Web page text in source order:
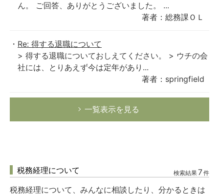
ん。 ご回答、ありがとうございました。 ...
著者：総務課ＯＬ
Re: 得する退職について
> 得する退職についておしえてください。 > ウチの会
社には、とりあえず今は定年があり...
著者：springfield
一覧表示を見る
税務経理について 検索結果7件
税務経理について、みんなに相談したり、分かるときは